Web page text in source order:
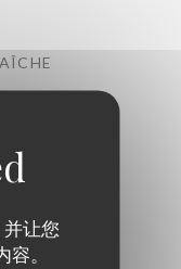
让您
。